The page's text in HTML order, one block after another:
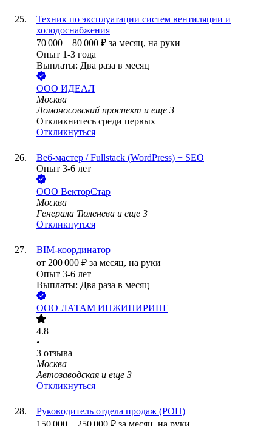
Техник по эксплуатации систем вентиляции и
холодоснабжения
70 000 – 80 000 ₽ за месяц, на руки
Опыт 1-3 года
Выплаты: Два раза в месяц
ООО ИДЕАЛ
Москва
Ломоносовский проспект и еще 3
Откликнитесь среди первых
Откликнуться
Веб-мастер / Fullstack (WordPress) + SEO
Опыт 3-6 лет
ООО ВекторСтар
Москва
Генерала Тюленева и еще 3
Откликнуться
BIM-координатор
от 200 000 ₽ за месяц, на руки
Опыт 3-6 лет
Выплаты: Два раза в месяц
ООО ЛАТАМ ИНЖИНИРИНГ
4.8
•
3 отзыва
Москва
Автозаводская и еще 3
Откликнуться
Руководитель отдела продаж (РОП)